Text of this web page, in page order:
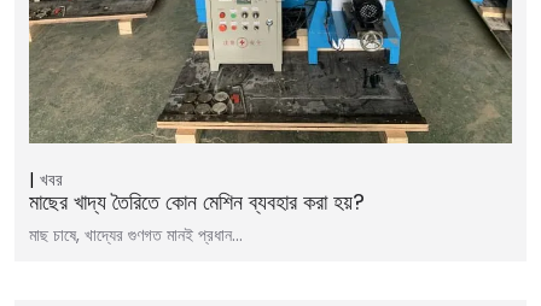
খবর
মাছের খাদ্য তৈরিতে কোন মেশিন ব্যবহার করা হয়?
মাছ চাষে, খাদ্যের গুণগত মানই প্রধান…